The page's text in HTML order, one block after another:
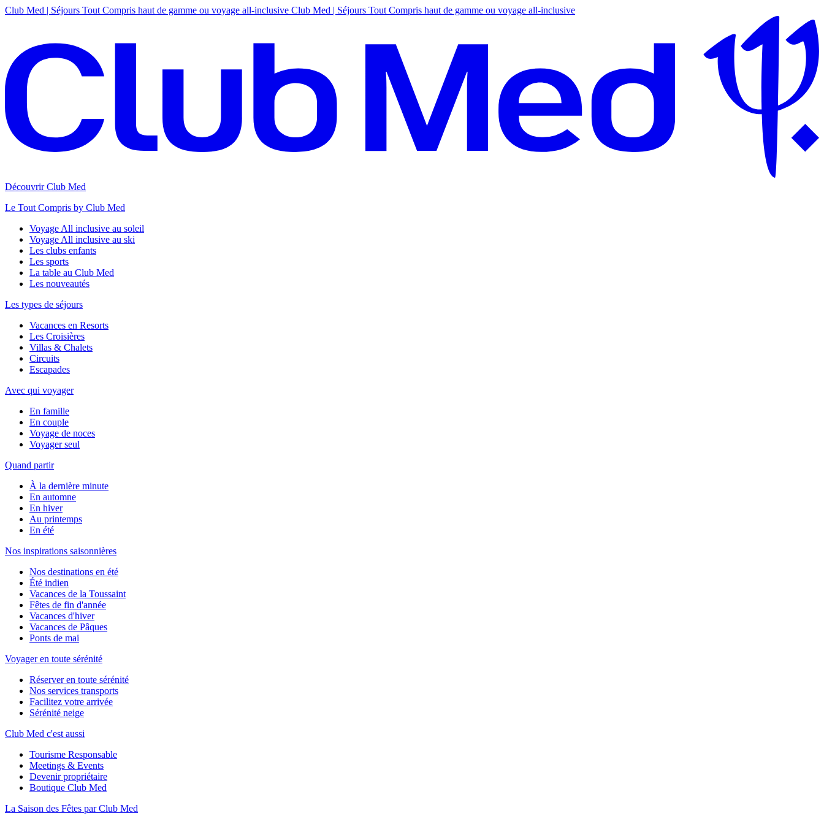
Club Med | Séjours Tout Compris haut de gamme ou voyage all-inclusive Club Med | Séjours Tout Compris haut de gamme ou voyage all-inclusive
Découvrir Club Med
Le Tout Compris by Club Med
Voyage All inclusive au soleil
Voyage All inclusive au ski
Les clubs enfants
Les sports
La table au Club Med
Les nouveautés
Les types de séjours
Vacances en Resorts
Les Croisières
Villas & Chalets
Circuits
Escapades
Avec qui voyager
En famille
En couple
Voyage de noces
Voyager seul
Quand partir
À la dernière minute
En automne
En hiver
Au printemps
En été
Nos inspirations saisonnières
Nos destinations en été
Été indien
Vacances de la Toussaint
Fêtes de fin d'année
Vacances d'hiver
Vacances de Pâques
Ponts de mai
Voyager en toute sérénité
Réserver en toute sérénité
Nos services transports
Facilitez votre arrivée
Sérénité neige
Club Med c'est aussi
Tourisme Responsable
Meetings & Events
Devenir propriétaire
Boutique Club Med
La Saison des Fêtes par Club Med